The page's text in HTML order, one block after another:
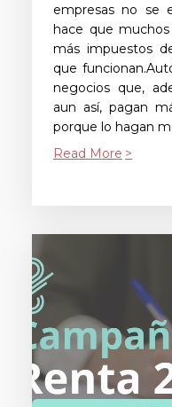
empresas no se
hace que
más impuestos
que
negocios que,
aun así, pagan
porque lo hagan
Read More